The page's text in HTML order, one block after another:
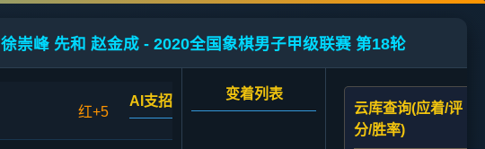
徐崇峰 先和 赵金成 - 2020全国象棋男子甲级联赛 第18轮
红+5
AI支招
变着列表
云库查询(应着/评
分/胜率)